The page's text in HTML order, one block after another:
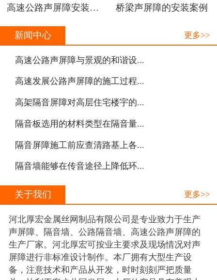
高速公路声屏障安装案例 桥梁声屏障的安装案例
更多>>
新闻中心
高速公路声屏障与景观的和谐设...
高速发展公路声屏障的施工过程...
高架隔音屏障对高层住宅楼宇的...
隔音板选用的材料类型在隔音量...
隔音屏障施工前应查清路基上各...
隔音墙能够在传音途径上降低环...
更多>>
关于我们
河北厚宏金属丝网制品有限公司是专业致力于生产
声屏障、隔音墙、公路隔音墙、高速公路声屏障的
生产厂家。河北厚宏可按业主要求及现场情况对声
屏障进行非标准设计制作。本厂拥有大型生产设
备，注意技术和产品从开发，时时刻刻严把质量